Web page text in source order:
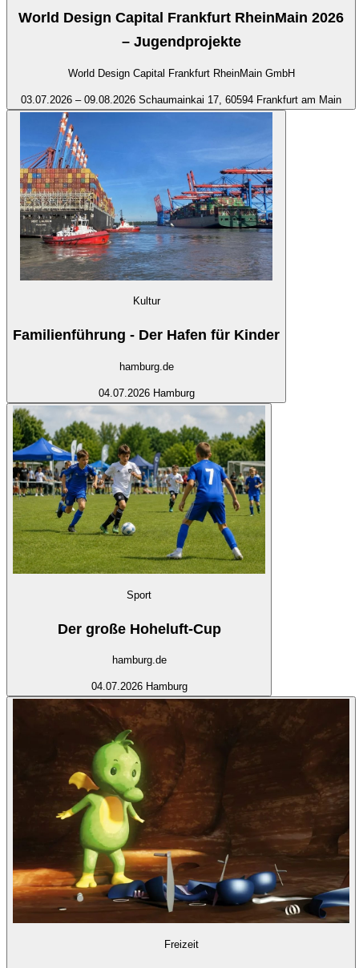
World Design Capital Frankfurt RheinMain 2026
– Jugendprojekte
World Design Capital Frankfurt RheinMain GmbH
03.07.2026 – 09.08.2026 Schaumainkai 17, 60594 Frankfurt am Main
Kultur
Familienführung - Der Hafen für Kinder
hamburg.de
04.07.2026Hamburg
Sport
Der große Hoheluft-Cup
hamburg.de
04.07.2026Hamburg
Freizeit